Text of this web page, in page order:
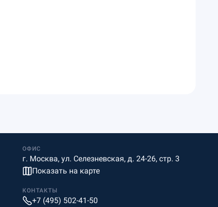
ОФИС
г. Москва, ул. Селезневская, д. 24-26, стр. 3
Показать на карте
КОНТАКТЫ
+7 (495) 502-41-50